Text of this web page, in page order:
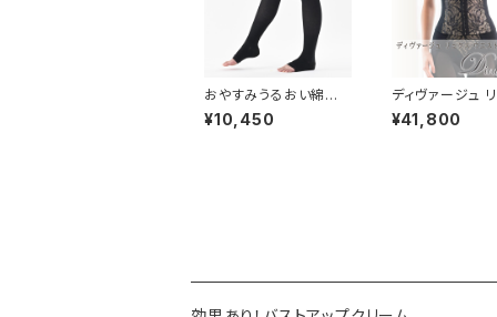
おやすみうるおい綿混
着圧ソックス(2足組)【一
般医療機器】（Be-fit）
¥10,450
ディヴァージュ
ス ウエストシェ
(Divage LUXE)
¥41,800